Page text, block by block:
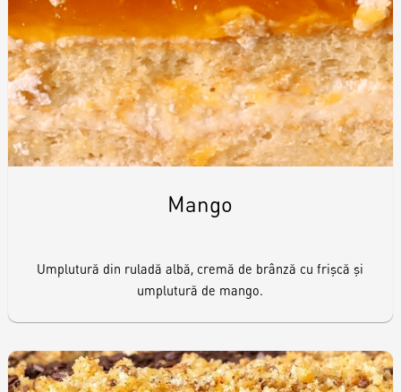
Raw & Vegan
Cakes
Surprises
Candles
Mango
Umplutură din ruladă albă, cremă de brânză cu frişcă şi
umplutură de mango.